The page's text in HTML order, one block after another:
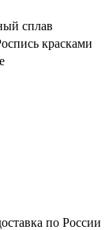
сплав
красками
по России